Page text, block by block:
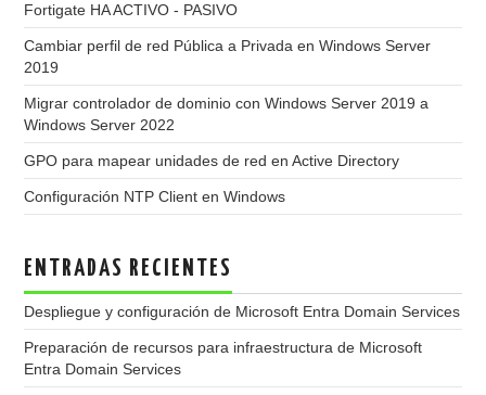
Fortigate HA ACTIVO - PASIVO
Cambiar perfil de red Pública a Privada en Windows Server
2019
Migrar controlador de dominio con Windows Server 2019 a
Windows Server 2022
GPO para mapear unidades de red en Active Directory
Configuración NTP Client en Windows
ENTRADAS RECIENTES
Despliegue y configuración de Microsoft Entra Domain Services
Preparación de recursos para infraestructura de Microsoft
Entra Domain Services